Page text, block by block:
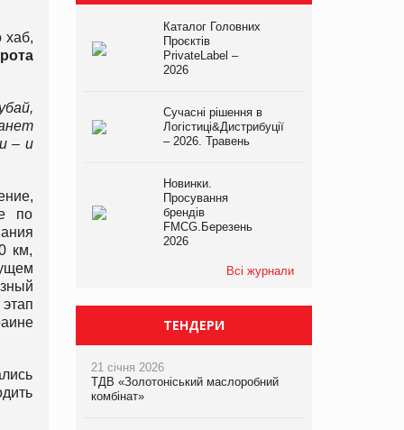
хаб,
– и
по
км,
Каталог Головних
Проєктів
PrivateLabel –
2026
Сучасні рішення в
Логістиці&Дистрибуції
– 2026. Травень
Новинки.
Просування
брендів
FMCG.Березень
2026
Всі журнали
ТЕНДЕРИ
21 січня 2026
ТДВ «Золотоніський маслоробний
комбінат»